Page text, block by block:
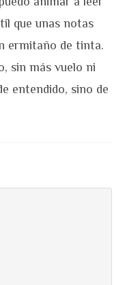
que unas notas
ermitaño de tinta.
sin más vuelo ni
entendido, sino de